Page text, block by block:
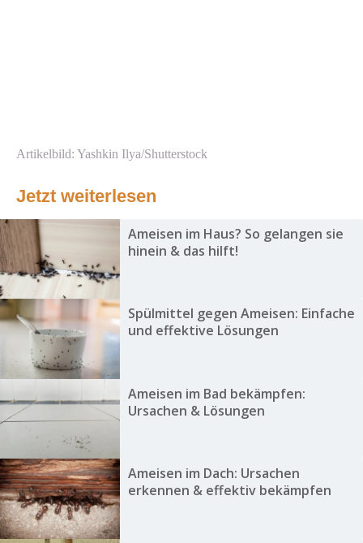
Artikelbild: Yashkin Ilya/Shutterstock
Jetzt weiterlesen
Ameisen im Haus? So gelangen sie
hinein & das hilft!
Spülmittel gegen Ameisen: Einfache
und effektive Lösungen
Ameisen im Bad bekämpfen:
Ursachen & Lösungen
Ameisen im Dach: Ursachen
erkennen & effektiv bekämpfen